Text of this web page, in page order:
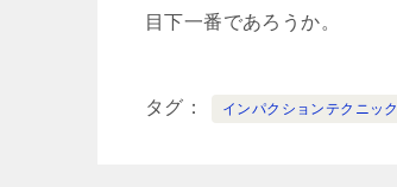
目下一番であろうか。
タグ インパクションテクニック